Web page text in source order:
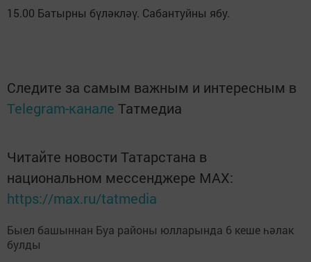
15.00 Батырны бүләкләү. Сабантуйны ябу.
Следите за самым важным и интересным в
Telegram-канале Татмедиа
Читайте новости Татарстана в
национальном мессенджере MАХ:
https://max.ru/tatmedia
Быел башыннан Буа районы юлларында 6 кеше һәлак
булды